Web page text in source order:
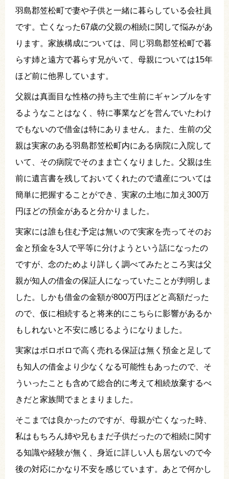
羽島郡笠松町で妻や子供と一緒に暮らしている会社員
です。亡くなった67歳の父親の相続に関して悩みがあ
ります。家族構成については、同じ羽島郡笠松町で暮
らす姉と遠方で暮らす兄がいて、母親については15年
ほど前に他界しています。
父親は真面目な性格の持ち主で生前にギャンブルをす
るようなことはなく、特に事業などを営んでいたわけ
でもないので借金は特にありません。また、生前の父
親は実家のある羽島郡笠松町内にある病院に入院して
いて、その病院でそのまま亡くなりました。父親は生
前に遺言書を残しておいてくれたので遺産については
簡単に把握することができ、実家の土地に加え300万
円ほどの預金があると分かりました。
実家には誰も住む予定は無いので実家を売ってそのお
金と預金を3人で平等に分けようという話になったの
ですが、念のためより詳しく調べてみたところ実は父
親が知人の借金の保証人になっていたことが判明しま
した。しかも借金の金額が800万円ほどと高額だった
ので、仮に相続すると将来的にこちらに影響があるか
もしれないと不安に感じるようになりました。
実家はボロボロで高く売れる保証は無く預金と足して
も知人の借金より少なくなる可能性もあったので、そ
ういったことも含めて総合的に考えて相続放棄するべ
きだと家族間でまとまりました。
そこまでは良かったのですが、母親が亡くなった時、
私はもちろん姉や兄もまだ子供だったので相続に関す
る知識や経験が無く、身近に詳しい人も居ないので今
後の対応にかなり不安を感じています。あとで何かし